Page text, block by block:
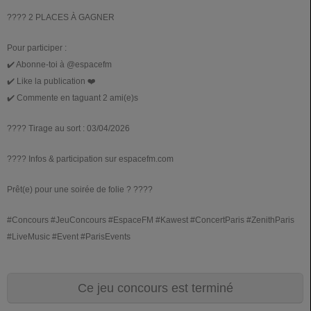
????️ 2 PLACES À GAGNER
Pour participer :
✔️ Abonne-toi à @espacefm
✔️ Like la publication ❤️
✔️ Commente en taguant 2 ami(e)s
???? Tirage au sort : 03/04/2026
???? Infos & participation sur espacefm.com
Prêt(e) pour une soirée de folie ? ????
#Concours #JeuConcours #EspaceFM #Kawest #ConcertParis #ZenithParis
#LiveMusic #Event #ParisEvents